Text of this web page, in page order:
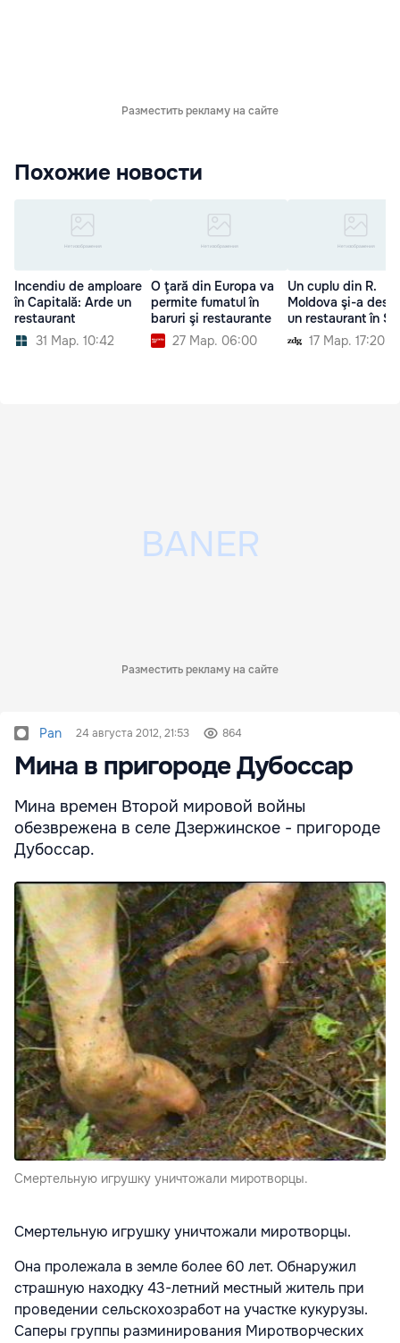
Разместить рекламу на сайте
Похожие новости
Incendiu de amploare
în Capitală: Arde un
restaurant
31 Мар. 10:42
O ţară din Europa va
permite fumatul în
baruri şi restaurante
27 Мар. 06:00
Un cuplu din R.
Moldova şi-a
un restaurant în
17 Мар. 17:20
Разместить рекламу на сайте
Pan 24 августа 2012, 21:53 864
Мина в пригороде Дубоссар
Мина времен Второй мировой войны
обезврежена в селе Дзержинское - пригороде
Дубоссар.
Смертельную игрушку уничтожали миротворцы.
Смертельную игрушку уничтожали миротворцы.
Она пролежала в земле более 60 лет. Обнаружил
страшную находку 43-летний местный житель при
проведении сельскохозработ на участке кукурузы.
Саперы группы разминирования Миротворческих